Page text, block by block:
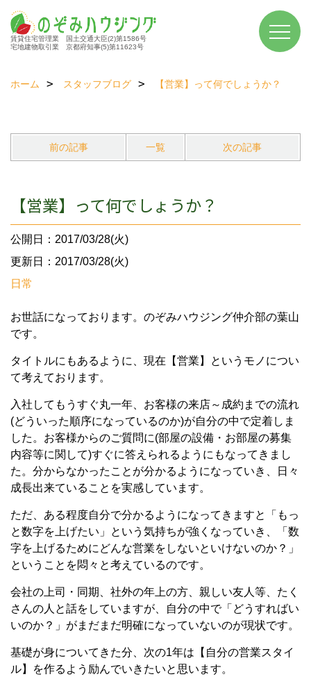
賃貸住宅管理業 国土交通大臣(2)第1586号
宅地建物取引業 京都府知事(5)第11623号
ホーム スタッフブログ 【営業】って何でしょうか？
前の記事 一覧 次の記事
【営業】って何でしょうか？
公開日：2017/03/28(火)
更新日：2017/03/28(火)
日常
お世話になっております。のぞみハウジング仲介部の葉山
です。
タイトルにもあるように、現在【営業】というモノについ
て考えております。
入社してもうすぐ丸一年、お客様の来店～成約までの流れ
(どういった順序になっているのか)が自分の中で定着しま
した。お客様からのご質問に(部屋の設備・お部屋の募集
内容等に関して)すぐに答えられるようにもなってきまし
た。分からなかったことが分かるようになっていき、日々
成長出来ていることを実感しています。
ただ、ある程度自分で分かるようになってきますと「もっ
と数字を上げたい」という気持ちが強くなっていき、「数
字を上げるためにどんな営業をしないといけないのか？」
ということを悶々と考えているのです。
会社の上司・同期、社外の年上の方、親しい友人等、たく
さんの人と話をしていますが、自分の中で「どうすればい
いのか？」がまだまだ明確になっていないのが現状です。
基礎が身についてきた分、次の1年は【自分の営業スタイ
ル】を作るよう励んでいきたいと思います。